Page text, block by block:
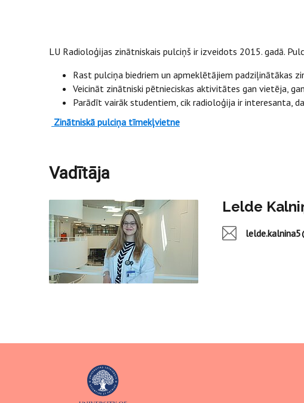
LU Radioloģijas zinātniskais pulciņš ir izveidots 2015. gadā.
Rast pulciņa biedriem un apmeklētājiem padziļinātākas
Veicināt zinātniski pētnieciskas aktivitātes gan vietēja,
Parādīt vairāk studentiem, cik radioloģija ir interesanta,
Zinātniskā pulciņa tīmekļvietne
Vadītāja
Lelde